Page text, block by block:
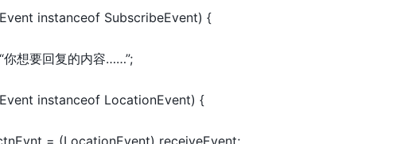
instanceof SubscribeEvent) {
想要回复的内容……”;
instanceof LocationEvent) {
= (LocationEvent) receiveEvent;